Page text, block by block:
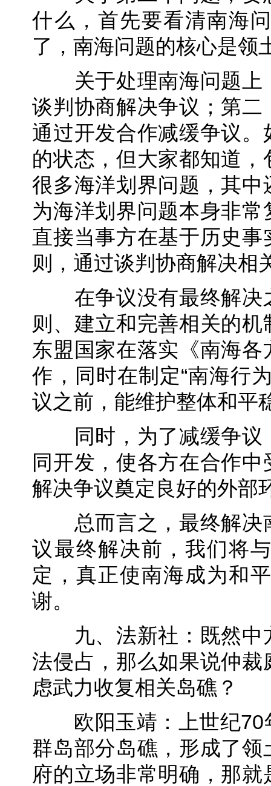
什么，首先要看清南海
了，南海问题的核心是领
关于处理南海问题上
谈判协商解决争议；第
通过开发合作减缓争议
的状态，但大家都知道
很多海洋划界问题，其
为海洋划界问题本身非
直接当事方在基于历史
则，通过谈判协商解决相
在争议没有最终解决
则、建立和完善相关的
东盟国家在落实《南海
作，同时在制定“南海行
议之前，能维护整体和平
同时，为了减缓争议
同开发，使各方在合作
解决争议奠定良好的外部
总而言之，最终解决
议最终解决前，我们将
定，真正使南海成为和
谢。
九、法新社：既然中
法侵占，那么如果说仲
虑武力收复相关岛礁？
欧阳玉靖：上世纪70
群岛部分岛礁，形成了
府的立场非常明确，那